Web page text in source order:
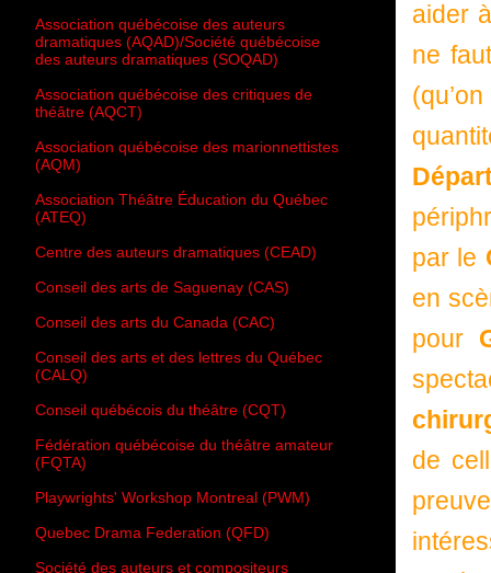
aider
ne
par le
en
pour
de
Association québécoise des auteurs
dramatiques (AQAD)/Société québécoise
des auteurs dramatiques (SOQAD)
Association québécoise des critiques de
théâtre (AQCT)
Association québécoise des marionnettistes
(AQM)
Association Théâtre Éducation du Québec
(ATEQ)
Centre des auteurs dramatiques (CEAD)
Conseil des arts de Saguenay (CAS)
Conseil des arts du Canada (CAC)
Conseil des arts et des lettres du Québec
(CALQ)
Conseil québécois du théâtre (CQT)
Fédération québécoise du théâtre amateur
(FQTA)
Playwrights' Workshop Montreal (PWM)
Quebec Drama Federation (QFD)
Société des auteurs et compositeurs